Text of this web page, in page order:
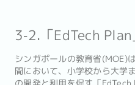
3‐2.「EdTech
シンガポールの教育省
間において、小学校から大学